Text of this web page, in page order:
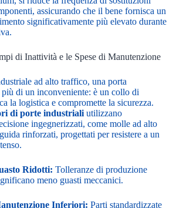
assicurando che il bene fornisca un
significativamente più elevato durante
di Inattività e le Spese di Manutenzione
ad alto traffico, una porta
di un inconveniente: è un collo di
la logistica e compromette la sicurezza.
di porte industrialiutilizzano
ingegnerizzati, come molle ad alto
rinforzati, progettati per resistere a un
Ridotti: Tolleranze di produzione
meno guasti meccanici.
Inferiori: Parti standardizzate